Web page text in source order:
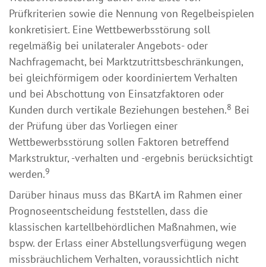
Prüfkriterien sowie die Nennung von Regelbeispielen
konkretisiert. Eine Wettbewerbsstörung soll
regelmäßig bei unilateraler Angebots- oder
Nachfragemacht, bei Marktzutrittsbeschränkungen,
bei gleichförmigem oder koordiniertem Verhalten
und bei Abschottung von Einsatzfaktoren oder
Kunden durch vertikale Beziehungen bestehen.8 Bei
der Prüfung über das Vorliegen einer
Wettbewerbsstörung sollen Faktoren betreffend
Markstruktur, -verhalten und -ergebnis berücksichtigt
werden.9
Darüber hinaus muss das BKartA im Rahmen einer
Prognoseentscheidung feststellen, dass die
klassischen kartellbehördlichen Maßnahmen, wie
bspw. der Erlass einer Abstellungsverfügung wegen
missbräuchlichem Verhalten, voraussichtlich nicht